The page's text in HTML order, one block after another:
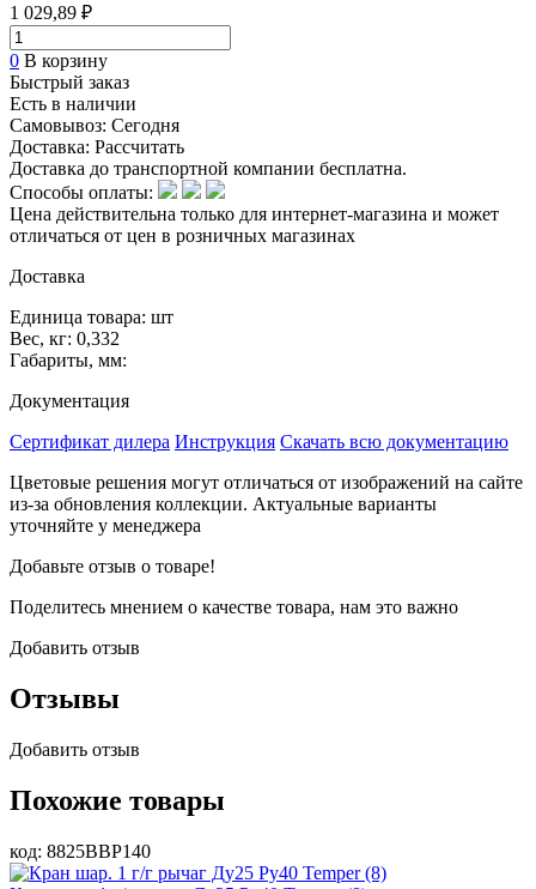
1 029,89 ₽
0 В корзину
Быстрый заказ
Есть в наличии
Самовывоз: Сегодня
Доставка: Рассчитать
Доставка до транспортной компании бесплатна.
Способы оплаты:
Цена действительна только для интернет-магазина и может
отличаться от цен в розничных магазинах
Доставка
Единица товара: шт
Вес, кг: 0,332
Габариты, мм:
Документация
Сертификат дилера Инструкция Скачать всю документацию
Цветовые решения могут отличаться от изображений на сайте
из-за обновления коллекции. Актуальные варианты
уточняйте у менеджера
Добавьте отзыв о товаре!
Поделитесь мнением о качестве товара, нам это важно
Добавить отзыв
Отзывы
Добавить отзыв
Похожие товары
код: 8825ВВР140